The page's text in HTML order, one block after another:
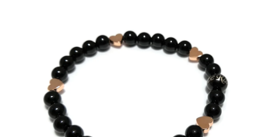
hvězdiček.